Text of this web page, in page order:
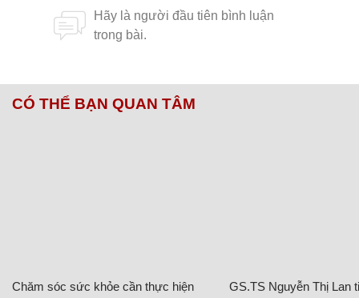
CÓ THỂ BẠN QUAN TÂM
Chăm sóc sức khỏe cần thực hiện GS.TS Nguyễn Thị Lan